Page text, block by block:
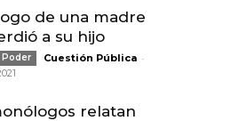
de una madre
a su hijo
Poder Cuestión Pública -
relatan